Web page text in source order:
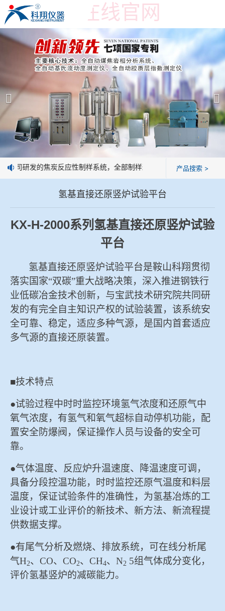
米兰手机在线官网
米兰手机在线官网
产品展示 ＞
米兰手机在线官网-米兰(中国)
焦化行业检测及优化配煤设备
球团矿/烧结矿/块矿高温冶金性能检测系统
烧结/球团优化配矿研究设备
高炉配吹煤检测设备
冶金渣、保护渣等高温物性检测设备
冶金石灰活性度测定仪
矿石、焦炭物理检测及制样设备
工业分析、测硫仪等
公司简介
米兰手机在线官网
企业业绩
技术交流
米兰手机在线官网-米兰(中国)
司研发的焦炭反应性制样系统，全部制样过程机械化操作，没有人为
产品搜索 >
氢基直接还原竖炉试验平台
KX-H-2000系列氢基直接还原竖炉试验
平台
氢基直接还原竖炉试验平台是鞍山科翔贯彻
落实国家“双碳”重大战略决策，深入推进钢铁行
业低碳冶金技术创新，与宝武技术研究院共同研
发的有完全自主知识产权的试验装置，该系统安
全可靠、稳定，适应多种气源，是国内首套适应
多气源的直接还原装置。
■技术特点
●试验过程中时时监控环境氢气浓度和还原气中
氧气浓度，有氢气和氧气超标自动停机功能，配
置安全防爆阀，保证操作人员与设备的安全可
靠。
●气体温度、反应炉升温速度、降温速度可调，
具备分段控温功能，时时监控还原气温度和料层
温度，保证试验条件的准确性，为氢基冶炼的工
业设计或工业评价的新技术、新方法、新流程提
供数据支撑。
●有尾气分析及燃烧、排放系统，可在线分析尾
气H2、CO、CO2、CH4、N2 5组气体成分变化，
评价氢基竖炉的减碳能力。